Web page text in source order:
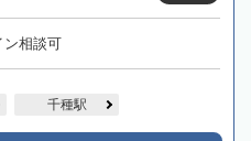
ン相談可
千種駅